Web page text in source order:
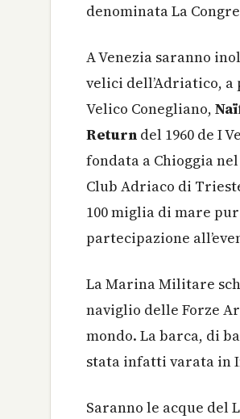
denominata La
A Venezia saranno
velici dell’Adriatico,
Velico Conegliano,
Return del 1960 de I
fondata a Chioggia nel
Club Adriaco di
100 miglia di mare
partecipazione
La Marina Militare
naviglio delle Forze
mondo. La barca, di
stata infatti varata in
Saranno le acque del